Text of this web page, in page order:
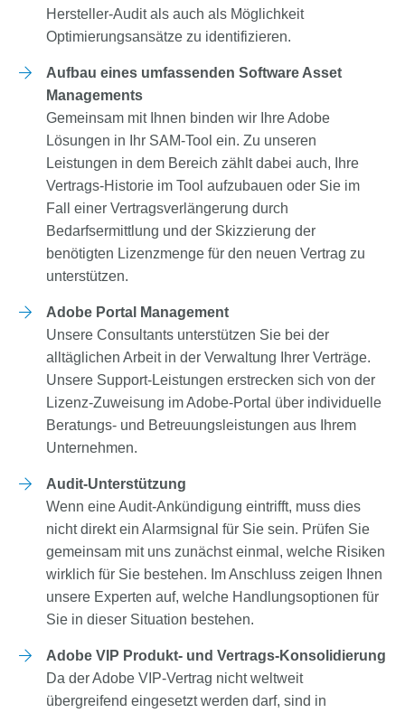
Hersteller-Audit als auch als Möglichkeit
Optimierungsansätze zu identifizieren.
Aufbau eines umfassenden Software Asset
Managements
Gemeinsam mit Ihnen binden wir Ihre Adobe
Lösungen in Ihr SAM-Tool ein. Zu unseren
Leistungen in dem Bereich zählt dabei auch, Ihre
Vertrags-Historie im Tool aufzubauen oder Sie im
Fall einer Vertragsverlängerung durch
Bedarfsermittlung und der Skizzierung der
benötigten Lizenzmenge für den neuen Vertrag zu
unterstützen.
Adobe Portal Management
Unsere Consultants unterstützen Sie bei der
alltäglichen Arbeit in der Verwaltung Ihrer Verträge.
Unsere Support-Leistungen erstrecken sich von der
Lizenz-Zuweisung im Adobe-Portal über individuelle
Beratungs- und Betreuungsleistungen aus Ihrem
Unternehmen.
Audit-Unterstützung
Wenn eine Audit-Ankündigung eintrifft, muss dies
nicht direkt ein Alarmsignal für Sie sein. Prüfen Sie
gemeinsam mit uns zunächst einmal, welche Risiken
wirklich für Sie bestehen. Im Anschluss zeigen Ihnen
unsere Experten auf, welche Handlungsoptionen für
Sie in dieser Situation bestehen.
Adobe VIP Produkt- und Vertrags-Konsolidierung
Da der Adobe VIP-Vertrag nicht weltweit
übergreifend eingesetzt werden darf, sind in